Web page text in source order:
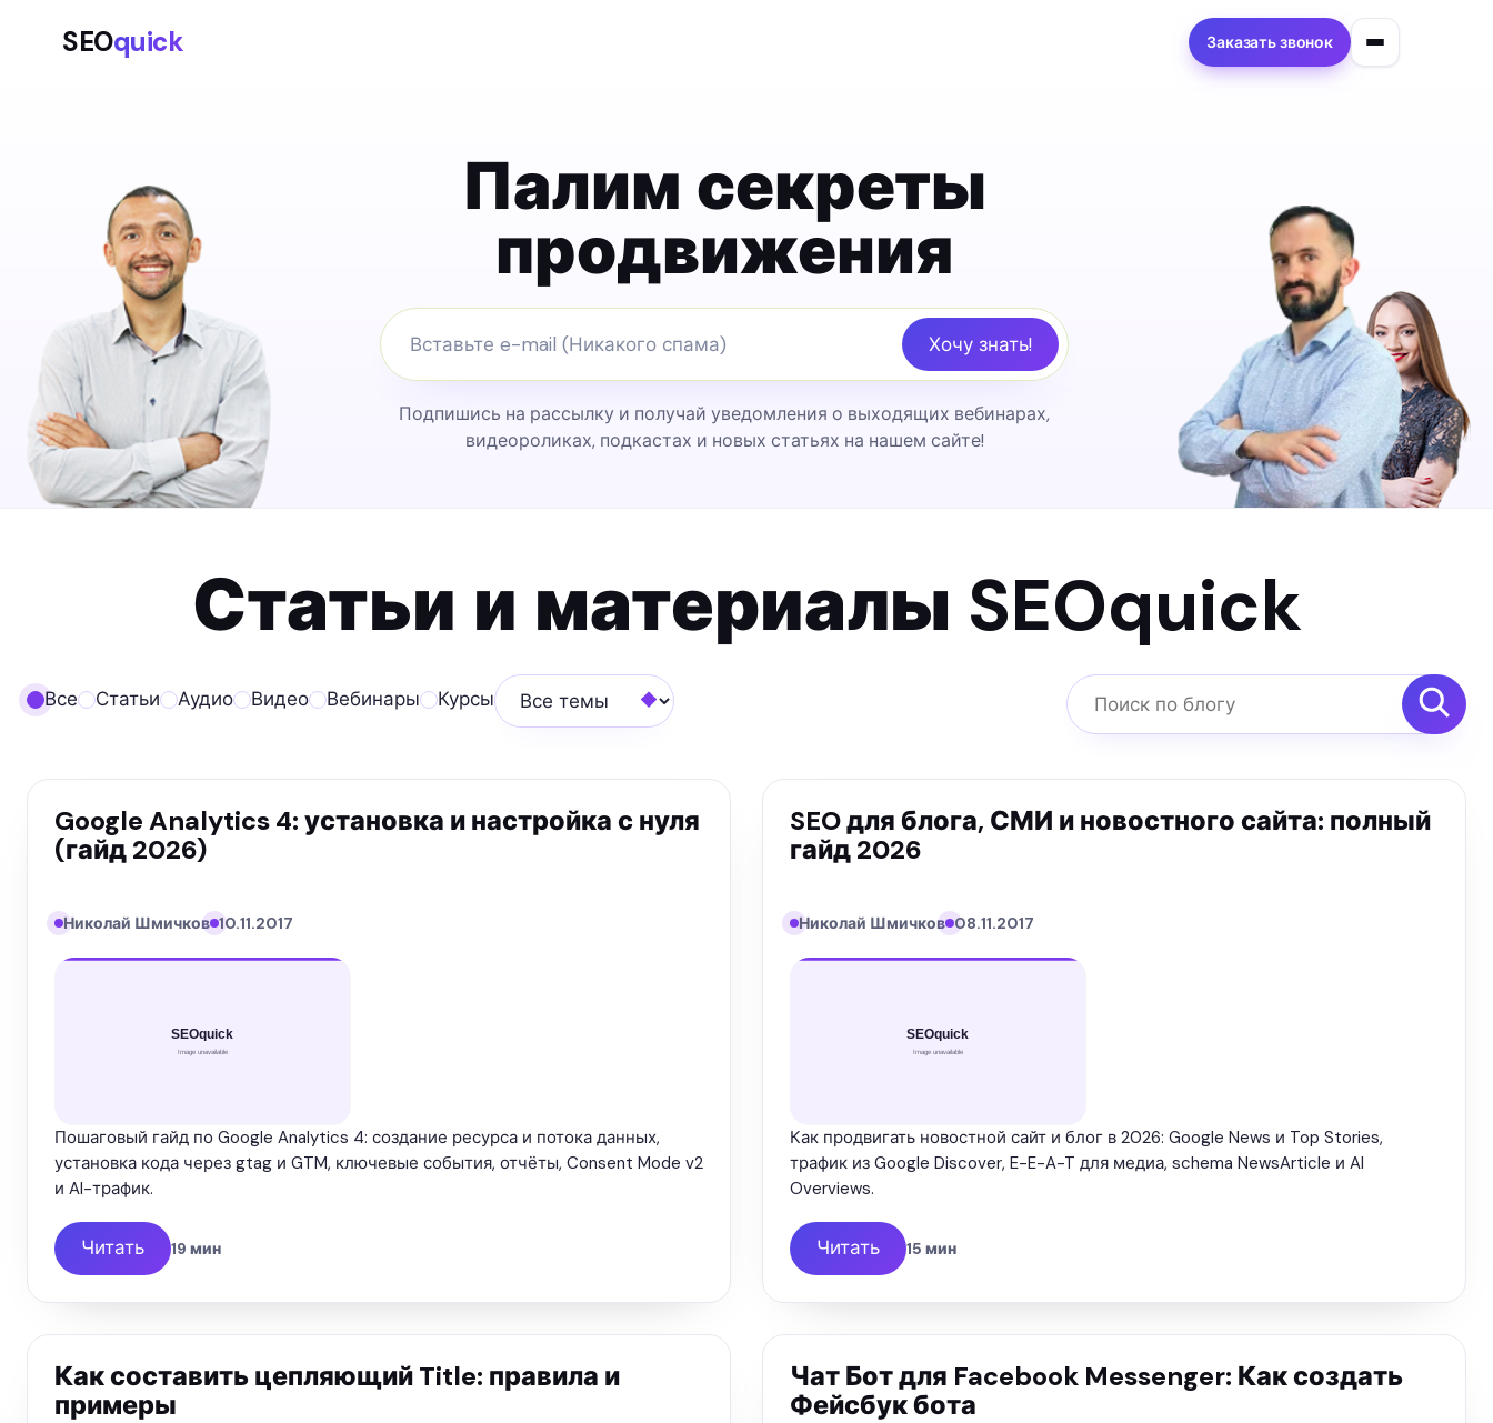
SEOquick Заказать звонок
Палим секреты
продвижения
Хочу знать!
Подпишись на рассылку и получай уведомления о выходящих вебинарах,
видеороликах, подкастах и новых статьях на нашем сайте!
Статьи и материалы SEOquick
Все Статьи Аудио Видео Вебинары Курсы
Все темы
Поиск по блогу
Google Analytics 4: установка и настройка с нуля
(гайд 2026)
Николай Шмичков 10.11.2017
Пошаговый гайд по Google Analytics 4: создание ресурса и потока данных,
установка кода через gtag и GTM, ключевые события, отчёты, Consent Mode v2
и AI-трафик.
Читать 19 мин
SEO для блога, СМИ и новостного сайта: полный
гайд 2026
Николай Шмичков 08.11.2017
Как продвигать новостной сайт и блог в 2026: Google News и Top Stories,
трафик из Google Discover, E-E-A-T для медиа, schema NewsArticle и AI
Overviews.
Читать 15 мин
Как составить цепляющий Title: правила и
примеры
Чат Бот для Facebook Messenger: Как создать
Фейсбук бота